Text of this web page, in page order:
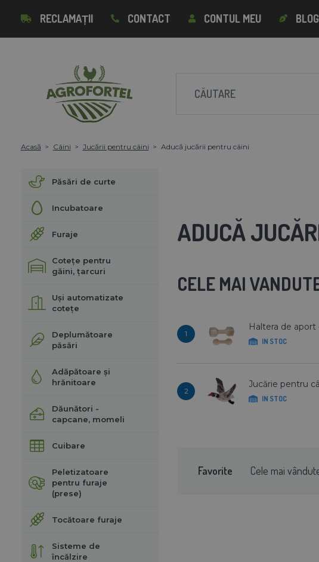
RECLAMAȚII CONTACT CONTUL MEU BLOG
Acasă Câini Jucării pentru câini Aducă jucării pentru câini
Păsări de curte
Incubatoare
Furaje
Cotețe pentru
găini, țarcuri
Uși automatizate
cotețe
Deplumătoare
păsări
Adăpătoare și
hrănitoare
Dăunători -
capcane, momeli
Cuibare
Peletizatoare
pentru furaje
(prese)
Tocătoare furaje
Sisteme de
încălzire
ADUCĂ
CELE MAI
1
Haltera de aport
IN STOC
2
Jucărie pentru
IN STOC
Favorite Cele mai